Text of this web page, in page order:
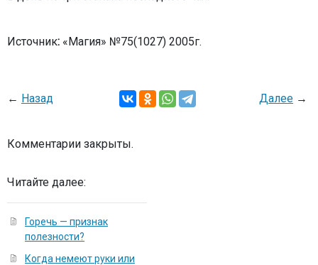
Источник: «Магия» №75(1027) 2005г.
← Назад Далее →
Комментарии закрыты.
Читайте далее:
Горечь — признак
полезности?
Когда немеют руки или